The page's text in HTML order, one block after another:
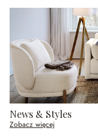
News & Styles
Zobacz więcej